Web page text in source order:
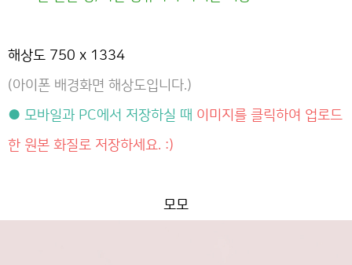
해상도 750 x 1334
(아이폰 배경화면 해상도입니다.)
● 모바일과 PC에서 저장하실 때 이미지를 클릭하여 업로드
한 원본 화질로 저장하세요. :)
모모